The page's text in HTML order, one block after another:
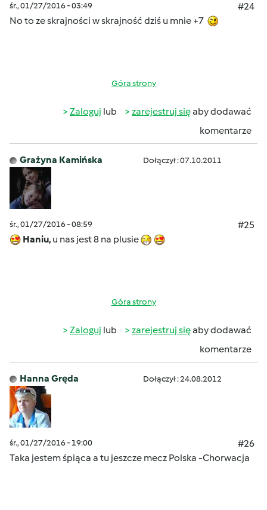
śr., 01/27/2016 - 03:49
#24
No to ze skrajności w skrajność dziś u mnie +7
Góra strony
Zaloguj lub zarejestruj sięaby dodawać
komentarze
Grażyna Kamińska Dołączył : 07.10.2011
śr., 01/27/2016 - 08:59
#25
Haniu, u nas jest 8 na plusie
Góra strony
Zaloguj lub zarejestruj sięaby dodawać
komentarze
Hanna Gręda Dołączył : 24.08.2012
śr., 01/27/2016 - 19:00
#26
Taka jestem śpiąca a tu jeszcze mecz Polska -Chorwacja